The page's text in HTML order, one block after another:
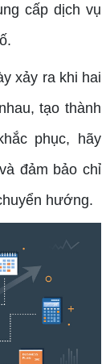
cấp dịch vụ
xảy ra khi hai
tạo thành
phục, hãy
đảm bảo chỉ
hướng.